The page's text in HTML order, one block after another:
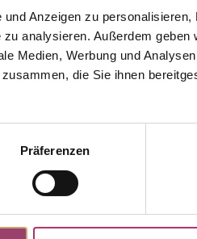
Anzeigen zu
analysieren. Außerdem
Medien, Werbung und
die Sie ihnen
PräferenzenWeitere Stücke